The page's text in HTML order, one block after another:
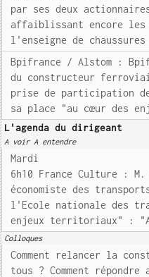
par ses deux
affaiblissant encore les
l'enseigne de
Bpifrance / Alstom :
du constructeur
prise de participation
sa place "au cœur des
L'agenda du dirigeant
A voir A entendre
Mardi
6h10 France Culture :
économiste des
l'Ecole nationale des
enjeux territoriaux" :
Colloques
Comment relancer la
tous ? Comment